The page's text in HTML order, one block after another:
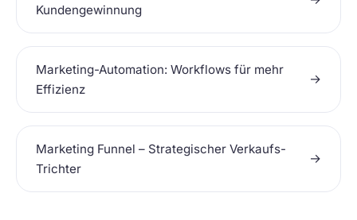
Kundengewinnung
Marketing-Automation: Workflows für mehr
Effizienz
→
Marketing Funnel – Strategischer Verkaufs-
Trichter
→